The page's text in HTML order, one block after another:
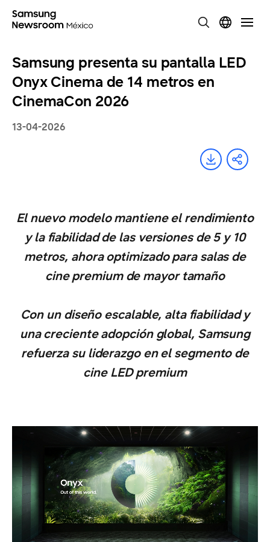
Samsung presenta su pantalla LED
Onyx Cinema de 14 metros en
CinemaCon 2026
13-04-2026
El nuevo modelo mantiene el rendimiento
y la fiabilidad de las versiones de 5 y 10
metros, ahora optimizado para salas de
cine premium de mayor tamaño
Con un diseño escalable, alta fiabilidad y
una creciente adopción global, Samsung
refuerza su liderazgo en el segmento de
cine LED premium